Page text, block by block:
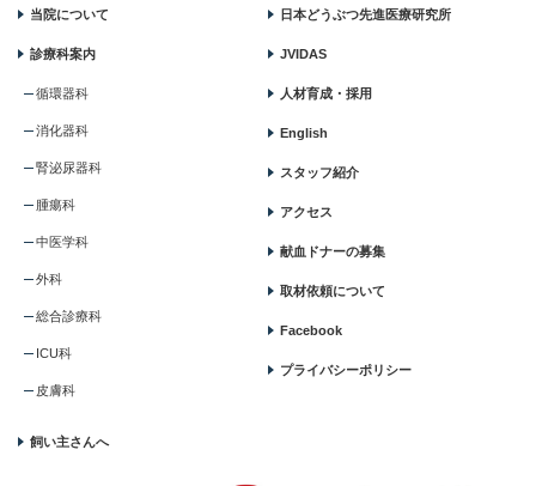
当院について
診療科案内
循環器科
消化器科
腎泌尿器科
腫瘍科
中医学科
外科
総合診療科
ICU科
皮膚科
飼い主さんへ
日本どうぶつ先進医療研究所
JVIDAS
人材育成・採用
English
スタッフ紹介
アクセス
献血ドナーの募集
取材依頼について
Facebook
プライバシーポリシー